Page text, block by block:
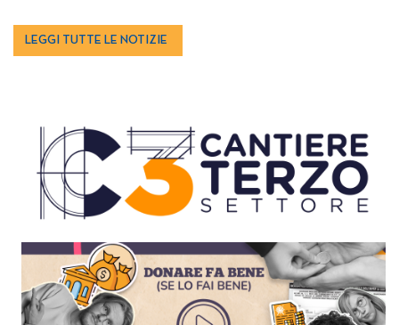
LEGGI TUTTE LE NOTIZIE